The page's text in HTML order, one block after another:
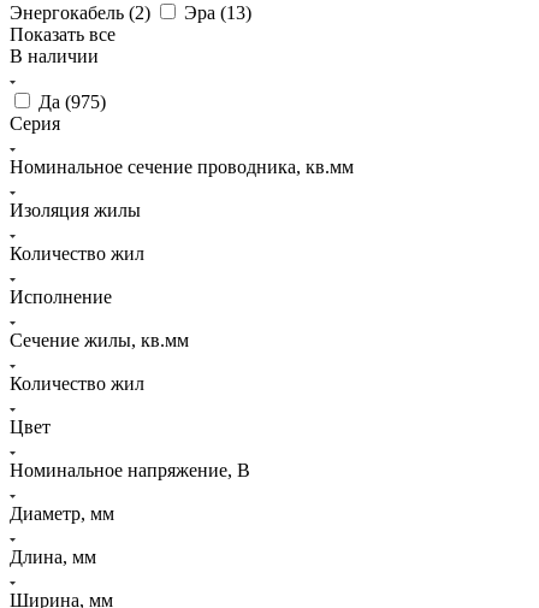
Энергокабель (2) Эра (13)
Показать все
В наличии
Да (975)
Серия
Номинальное сечение проводника, кв.мм
Изоляция жилы
Количество жил
Исполнение
Сечение жилы, кв.мм
Количество жил
Цвет
Номинальное напряжение, В
Диаметр, мм
Длина, мм
Ширина, мм